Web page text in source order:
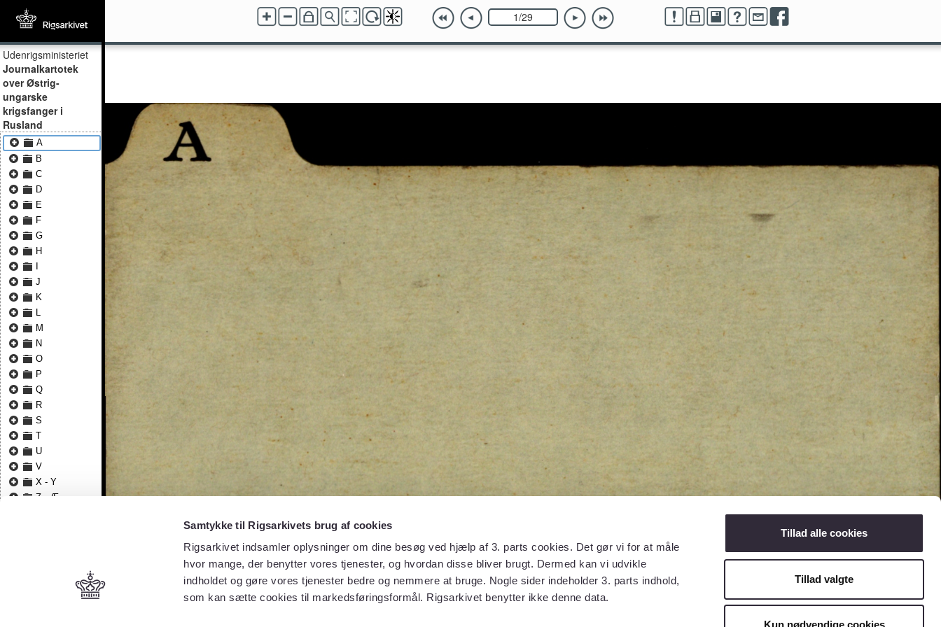
Samtykke til Rigsarkivets brug af cookies
Rigsarkivet indsamler oplysninger om dine besøg ved hjælp af 3. parts cookies. Det gør vi for at måle
hvor mange, der benytter vores tjenester, og hvordan disse bliver brugt. Dermed kan vi udvikle
indholdet og gøre vores tjenester bedre og nemmere at bruge. Nogle sider indeholder 3. parts indhold,
som kan sætte cookies til markedsføringsformål. Rigsarkivet benytter ikke denne data.
Tillad alle cookies
Tillad valgte
Kun nødvendige cookies
Udenrigsministeriet
Journalkartotek
over Østrig-
ungarske
krigsfanger i
Rusland
A
B
C
D
E
F
G
H
J
K
L
M
N
O
P
Q
R
S
T
U
V
X - Y
Z - Æ